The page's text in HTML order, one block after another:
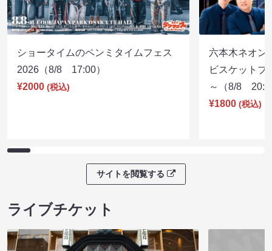
ショータイムのペンミタイムフェス
2026（8/8 17:00）
¥2000 (税込)
六本木ネオン
ビスケットブ
～（8/8
¥1800 (税込)
サイトを閲覧する
ライブチケット